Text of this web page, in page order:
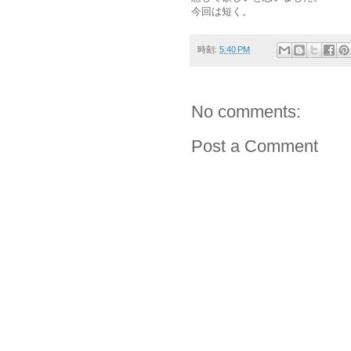
今回は短く。
時刻: 5:40 PM
No comments:
Post a Comment